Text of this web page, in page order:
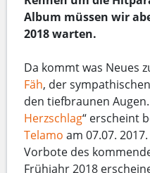
Album müssen wir
2018 warten.
Da kommt was Neues
Fäh, der
den tiefbraunen
Herzschlag“ erscheint
Telamo am 07.07.
Vorbote des
Frühjahr 2018